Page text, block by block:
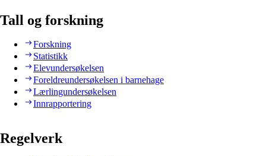
Tall og forskning
Forskning
Statistikk
Elevundersøkelsen
Foreldreundersøkelsen i barnehage
Lærlingundersøkelsen
Innrapportering
Regelverk